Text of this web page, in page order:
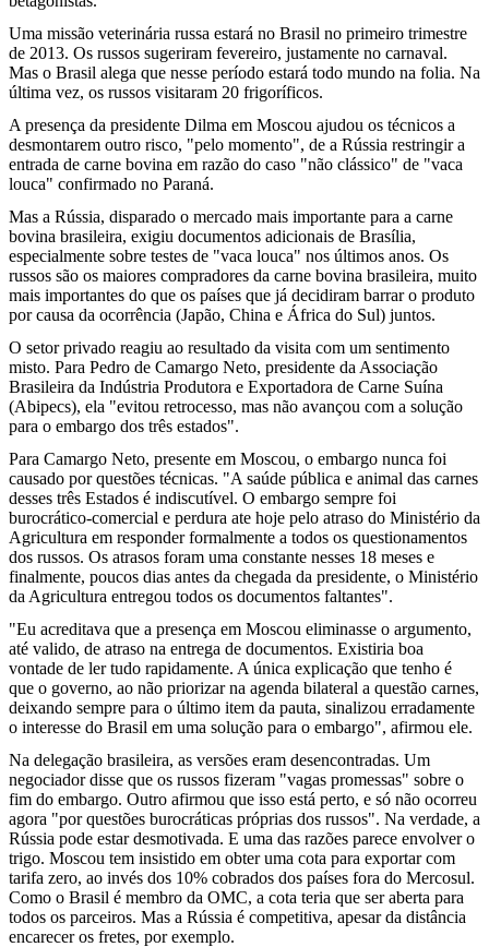
Uma missão veterinária russa estará no Brasil no primeiro trimestre
de 2013. Os russos sugeriram fevereiro, justamente no carnaval.
Mas o Brasil alega que nesse período estará todo mundo na folia. Na
última vez, os russos visitaram 20 frigoríficos.
A presença da presidente Dilma em Moscou ajudou os técnicos a
desmontarem outro risco, "pelo momento", de a Rússia restringir a
entrada de carne bovina em razão do caso "não clássico" de "vaca
louca" confirmado no Paraná.
Mas a Rússia, disparado o mercado mais importante para a carne
bovina brasileira, exigiu documentos adicionais de Brasília,
especialmente sobre testes de "vaca louca" nos últimos anos. Os
russos são os maiores compradores da carne bovina brasileira, muito
mais importantes do que os países que já decidiram barrar o produto
por causa da ocorrência (Japão, China e África do Sul) juntos.
O setor privado reagiu ao resultado da visita com um sentimento
misto. Para Pedro de Camargo Neto, presidente da Associação
Brasileira da Indústria Produtora e Exportadora de Carne Suína
(Abipecs), ela "evitou retrocesso, mas não avançou com a solução
para o embargo dos três estados".
Para Camargo Neto, presente em Moscou, o embargo nunca foi
causado por questões técnicas. "A saúde pública e animal das carnes
desses três Estados é indiscutível. O embargo sempre foi
burocrático-comercial e perdura ate hoje pelo atraso do Ministério da
Agricultura em responder formalmente a todos os questionamentos
dos russos. Os atrasos foram uma constante nesses 18 meses e
finalmente, poucos dias antes da chegada da presidente, o Ministério
da Agricultura entregou todos os documentos faltantes".
"Eu acreditava que a presença em Moscou eliminasse o argumento,
até valido, de atraso na entrega de documentos. Existiria boa
vontade de ler tudo rapidamente. A única explicação que tenho é
que o governo, ao não priorizar na agenda bilateral a questão carnes,
deixando sempre para o último item da pauta, sinalizou erradamente
o interesse do Brasil em uma solução para o embargo", afirmou ele.
Na delegação brasileira, as versões eram desencontradas. Um
negociador disse que os russos fizeram "vagas promessas" sobre o
fim do embargo. Outro afirmou que isso está perto, e só não ocorreu
agora "por questões burocráticas próprias dos russos". Na verdade, a
Rússia pode estar desmotivada. E uma das razões parece envolver o
trigo. Moscou tem insistido em obter uma cota para exportar com
tarifa zero, ao invés dos 10% cobrados dos países fora do Mercosul.
Como o Brasil é membro da OMC, a cota teria que ser aberta para
todos os parceiros. Mas a Rússia é competitiva, apesar da distância
encarecer os fretes, por exemplo.